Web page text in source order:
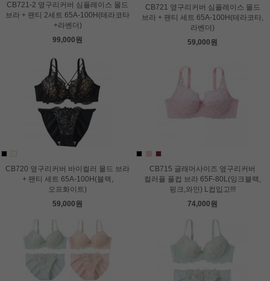
CB721-2 옆구리커버 심플레이스 몰드
브라 + 팬티 2세트 65A-100H(테라코타
+라벤더)
99,000원
CB721 옆구리커버 심플레이스 몰드
브라 + 팬티 세트 65A-100H(테라코타,
라벤더)
59,000원
CB720 옆구리커버 바이컬러 몰드 브라
+ 팬티 세트 65A-100H(블랙,
오프화이트)
59,000원
CB715 글래머사이즈 옆구리커버
컬러플 풀컵 브라 65F-80L(잉크블랙,
핑크,와인) L컵입고!!!
74,000원